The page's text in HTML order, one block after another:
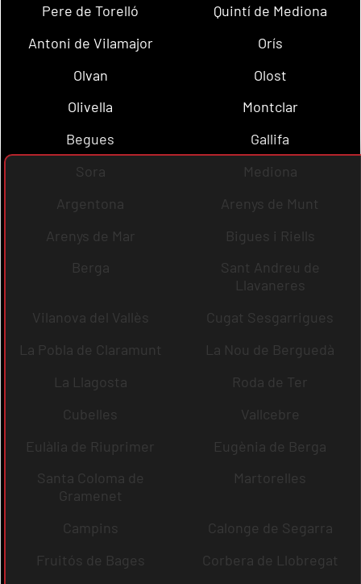
Pere de Torelló
Quintí de Mediona
Antoni de Vilamajor
Orís
Olvan
Olost
Olivella
Montclar
Begues
Gallifa
Sora
Mediona
Argentona
Arenys de Munt
Arenys de Mar
Bigues i Riells
Berga
Sant Andreu de
Llavaneres
Vilanova del Vallès
Cugat Sesgarrigues
La Pobla de Claramunt
La Nou de Berguedà
La Llagosta
Roda de Ter
Cubelles
Vallcebre
Eulàlia de Riuprimer
Eugènia de Berga
Santa Coloma de
Gramenet
Martorelles
Campins
Calonge de Segarra
Fruitós de Bages
Corbera de Llobregat